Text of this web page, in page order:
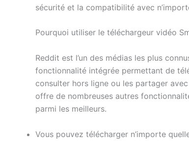
sécurité et la compatibilité avec
Pourquoi utiliser le téléchargeur vidéo
Reddit est l’un des médias les plus
fonctionnalité intégrée permettant de
consulter hors ligne ou les partager
offre de nombreuses autres
parmi les meilleurs.
Vous pouvez télécharger n’importe